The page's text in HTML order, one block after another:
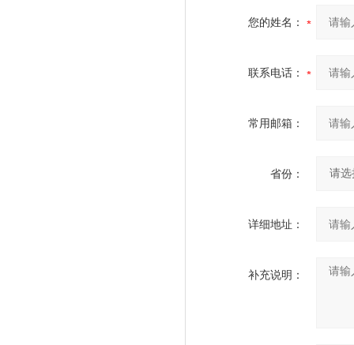
您的姓名：
联系电话：
常用邮箱：
省份：
详细地址：
补充说明：